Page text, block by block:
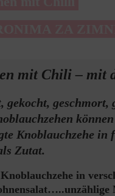
mit Chili – mit
geschmort,
Knoblauchzehe in
Zutat.
in